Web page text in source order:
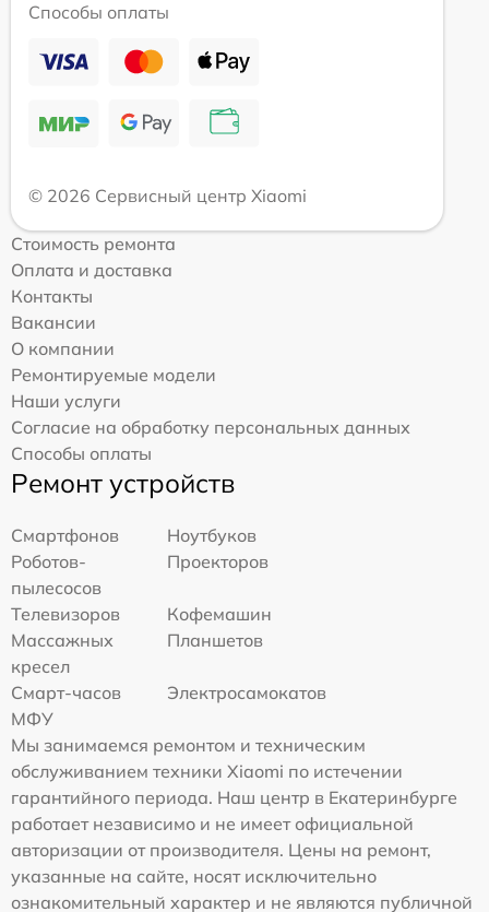
Способы оплаты
© 2026 Сервисный центр Xiaomi
Стоимость ремонта
Оплата и доставка
Контакты
Вакансии
О компании
Ремонтируемые модели
Наши услуги
Согласие на обработку персональных данных
Способы оплаты
Ремонт устройств
Смартфонов
Ноутбуков
Роботов-
пылесосов
Проекторов
Телевизоров
Кофемашин
Массажных
кресел
Планшетов
Смарт-часов
Электросамокатов
МФУ
Мы занимаемся ремонтом и техническим
обслуживанием техники Xiaomi по истечении
гарантийного периода. Наш центр в Екатеринбурге
работает независимо и не имеет официальной
авторизации от производителя. Цены на ремонт,
указанные на сайте, носят исключительно
ознакомительный характер и не являются публичной